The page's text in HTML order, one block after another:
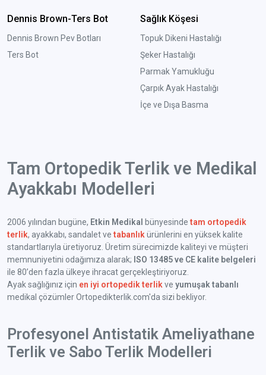
Dennis Brown-Ters Bot
Dennis Brown Pev Botları
Ters Bot
Sağlık Köşesi
Topuk Dikeni Hastalığı
Şeker Hastalığı
Parmak Yamukluğu
Çarpık Ayak Hastalığı
İçe ve Dışa Basma
Tam Ortopedik Terlik ve Medikal
Ayakkabı Modelleri
2006 yılından bugüne, Etkin Medikal bünyesindetam ortopedik
terlik, ayakkabı, sandalet vetabanlık ürünlerini en yüksek kalite
standartlarıyla üretiyoruz. Üretim sürecimizde kaliteyi ve müşteri
memnuniyetini odağımıza alarak; ISO 13485 ve CE kalite belgeleri
ile 80’den fazla ülkeye ihracat gerçekleştiriyoruz.
Ayak sağlığınız için en iyi ortopedik terlik ve yumuşak tabanlı
medikal çözümler Ortopedikterlik.com'da sizi bekliyor.
Profesyonel Antistatik Ameliyathane
Terlik ve Sabo Terlik Modelleri